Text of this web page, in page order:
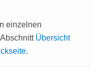
einzelnen
Übersicht
.